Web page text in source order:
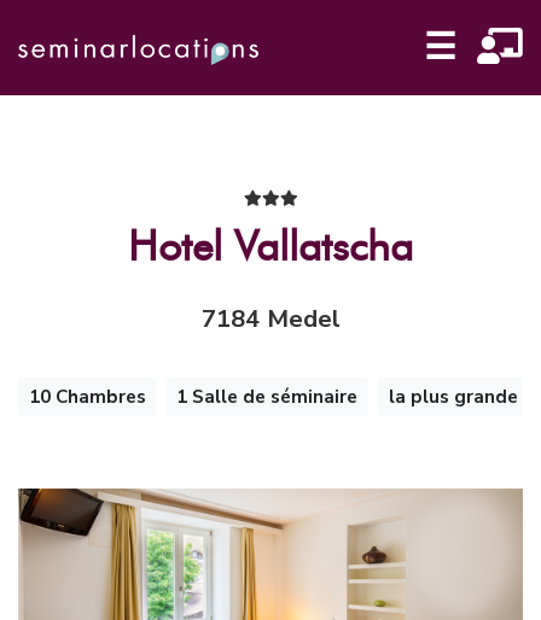
☰
Hotel Vallatscha
7184 Medel
10 Chambres 1 Salle de séminaire la plus grande